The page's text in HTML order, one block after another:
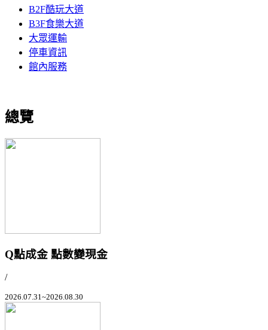
B2F酷玩大道
B3F食樂大道
大眾運輸
停車資訊
館內服務
總覽
Q點成金 點數變現金
/
2026.07.31~2026.08.30